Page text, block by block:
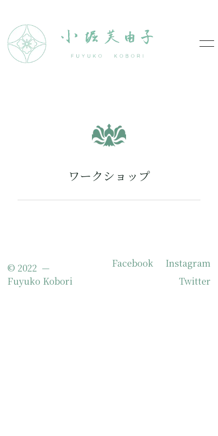
ワークショップ
Facebook
Instagram
Twitter
© 2022 —
Fuyuko Kobori